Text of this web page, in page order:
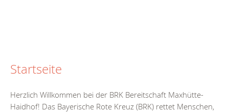
Startseite
Herzlich Willkommen bei der BRK Bereitschaft Maxhütte-
Haidhof! Das Bayerische Rote Kreuz (BRK) rettet Menschen,